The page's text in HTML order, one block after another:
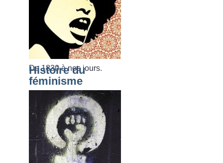
De 1830 à nos jours.
Histoire du
féminisme